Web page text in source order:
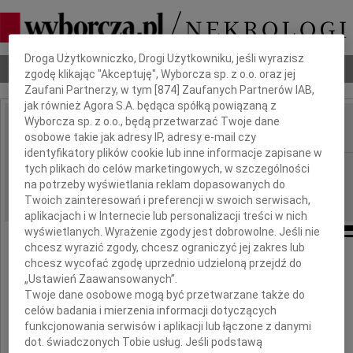
Nekrologi Odeszli Poradnik pogrzebowy
IMIĘ I NAZWISKO:
REGION: Szczecin
DATA EMISJI: 07.07.2012
Koledze
Jarkowi Pudowskiemu
oraz
Dbamy o Twoją prywatność
Droga Użytkowniczko, Drogi Użytkowniku, jeśli wyrazisz
zgodę klikając "Akceptuję", Wyborcza sp. z o.o. oraz jej
Zaufani Partnerzy, w tym [874 ] Zaufanych Partnerów IAB,
jak również Agora S.A. będąca spółką powiązaną z
Wyborcza sp. z o.o., będą przetwarzać Twoje dane
osobowe takie jak adresy IP, adresy e-mail czy
identyfikatory plików cookie lub inne informacje zapisane w
tych plikach do celów marketingowych, w szczególności
na potrzeby wyświetlania reklam dopasowanych do
Twoich zainteresowań i preferencji w swoich serwisach,
aplikacjach i w Internecie lub personalizacji treści w nich
wyświetlanych. Wyrażenie zgody jest dobrowolne. Jeśli nie
chcesz wyrazić zgody, chcesz ograniczyć jej zakres lub
chcesz wycofać zgodę uprzednio udzieloną przejdź do
„Ustawień Zaawansowanych”.
Twoje dane osobowe mogą być przetwarzane także do
celów badania i mierzenia informacji dotyczących
funkcjonowania serwisów i aplikacji lub łączone z danymi
dot. świadczonych Tobie usług. Jeśli podstawą